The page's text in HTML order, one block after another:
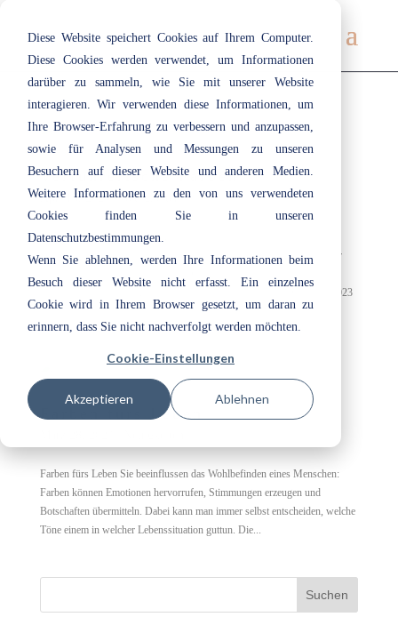
Diese Website speichert Cookies auf Ihrem Computer.
Diese Cookies werden verwendet, um Informationen
darüber zu sammeln, wie Sie mit unserer Website
interagieren. Wir verwenden diese Informationen, um
Ihre Browser-Erfahrung zu verbessern und anzupassen,
sowie für Analysen und Messungen zu unseren
Besuchern auf dieser Website und anderen Medien.
Weitere Informationen zu den von uns verwendeten
Cookies finden Sie in unseren
Datenschutzbestimmungen.
Wenn Sie ablehnen, werden Ihre Informationen beim
Besuch dieser Website nicht erfasst. Ein einzelnes
Cookie wird in Ihrem Browser gesetzt, um daran zu
erinnern, dass Sie nicht nachverfolgt werden möchten.
Cookie-Einstellungen
Akzeptieren Ablehnen
Verführerische Farben
Apr. 15, 2024|Neuigkeiten
Verführerische Farben Volvox Lehmfarben aus dem Hause Ecotec
Naturfarben sorgen für genussvolles Ambiente im brandneuen Store der
Naturfarben von Volvox aus dem Hause Ecotec zieren seit Dezember 2023
die...
Farben fürs Leben
Farben fürs Leben Sie beeinflussen das Wohlbefinden eines Menschen:
Farben können Emotionen hervorrufen, Stimmungen erzeugen und
Botschaften übermitteln. Dabei kann man immer selbst entscheiden, welche
Töne einem in welcher Lebenssituation guttun. Die...